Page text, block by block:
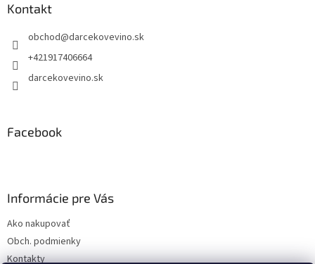
Kontakt
obchod@darcekovevino.sk
+421917406664
darcekovevino.sk
Facebook
Informácie pre Vás
Ako nakupovať
Obch. podmienky
Kontakty